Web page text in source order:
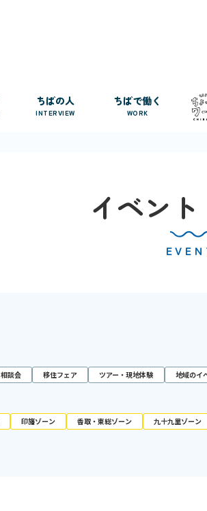
ちばの人
INTERVIEW
ちばで働く
WORK
イベン
相談会 移住フェア ツアー・現地体験 地域のイ
印旛ゾーン 香取・東総ゾーン 九十九里ゾーン